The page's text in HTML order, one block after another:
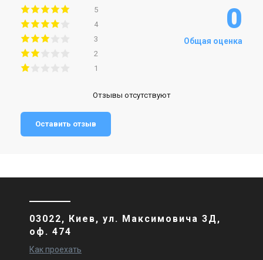
5
4
3
2
1
0
Общая оценка
Отзывы отсутствуют
Оставить отзыв
03022, Киев, ул. Максимовича 3Д,
оф. 474
Как проехать